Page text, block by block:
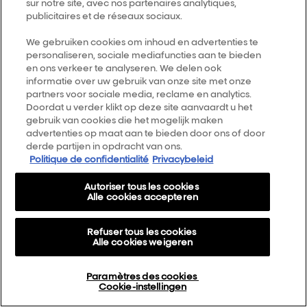
Bovendien herinneren Wij u eraan dat elke
Content het voorwerp kan uitmaken van
referencering op een zoekmachine en, bijgevolg,
ook door een publiek buiten de Website
geraadpleegd kan worden.
Deze toestemming geeft Ons de mogelijkheid om
uw Content aan te passen en/of om elke
verduidelijking aan het oorspronkelijke materiaal
toe te voegen die Wij nuttig zouden achten, voor
zover de voornoemde Content uw beeld of uw
teksten niet aantasten.
Bovendien kan het gebruik van de
Gebruikerscontent gepaard gaan met specifieke,
sur notre site, avec nos partenaires analytiques,
publicitaires et de réseaux sociaux.
We gebruiken cookies om inhoud en advertenties te
personaliseren, sociale mediafuncties aan te bieden
en ons verkeer te analyseren. We delen ook
informatie over uw gebruik van onze site met onze
partners voor sociale media, reclame en analytics.
Doordat u verder klikt op deze site aanvaardt u het
gebruik van cookies die het mogelijk maken
advertenties op maat aan te bieden door ons of door
derde partijen in opdracht van ons.
Politique de confidentialité Privacybeleid
Paramètres des cookies
Cookie-instellingen
Refuser tous les cookies
Alle cookies weigeren
Autoriser tous les cookies
Alle cookies accepteren